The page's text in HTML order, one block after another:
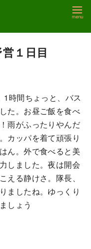
１日目
時間ちょっと、バス
た。お昼ご飯を食べ
雨がふったりやんだ
カッパを着て頑張り
ん。外で食べると美
しました。夜は開会
える静けさ。隊長、
ましたね。ゆっくり
しょう